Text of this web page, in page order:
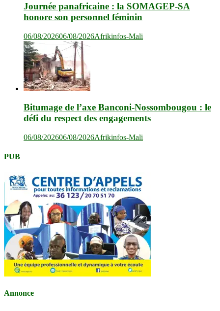
Journée panafricaine : la SOMAGEP-SA
honore son personnel féminin
06/08/202606/08/2026Afrikinfos-Mali
Bitumage de l’axe Banconi-Nossombougou : le
défi du respect des engagements
06/08/202606/08/2026Afrikinfos-Mali
PUB
Annonce